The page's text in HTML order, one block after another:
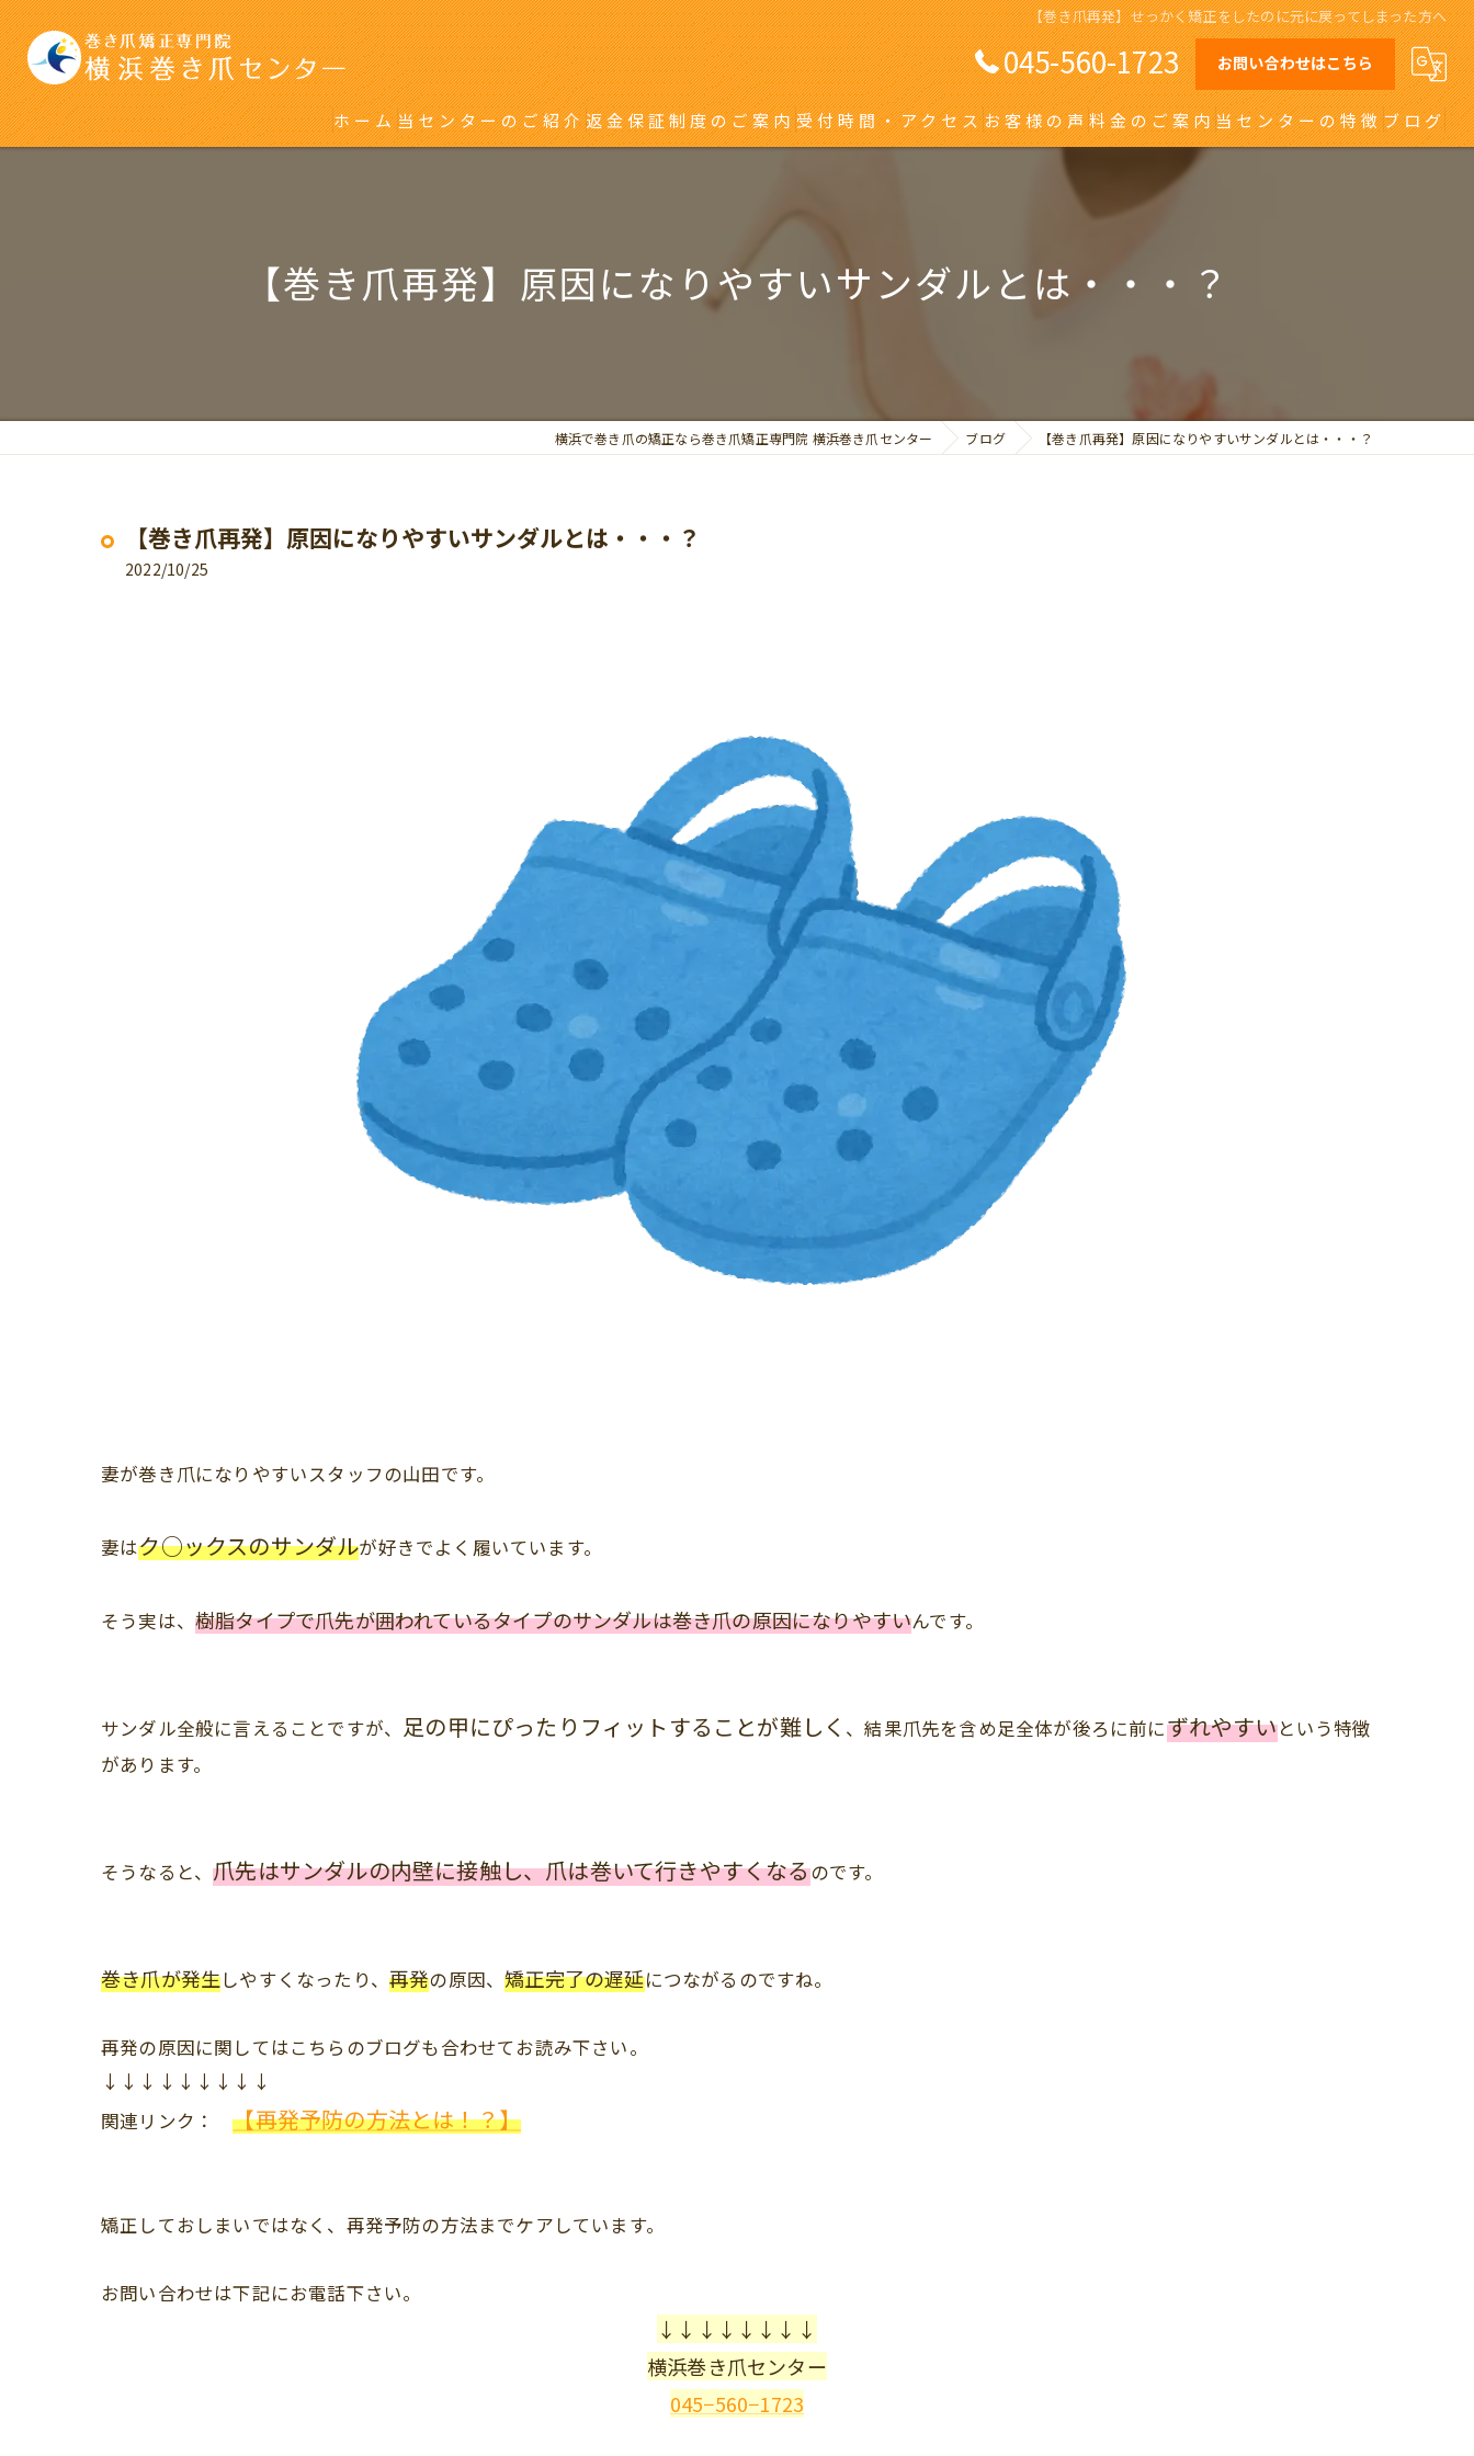
【巻き爪再発】せっかく矯正をしたのに元に戻ってしまった方へ
045-560-1723 お問い合わせはこちら
ホーム当センターのご紹介返金保証制度のご案内受付時間・アクセスお客様の声料金のご案内当センターの特徴ブログ
【巻き爪再発】原因になりやすいサンダルとは・・・？
横浜で巻き爪の矯正なら巻き爪矯正専門院 横浜巻き爪センター ブログ 【巻き爪再発】原因になりやすいサンダルとは・・・？
【巻き爪再発】原因になりやすいサンダルとは・・・？
2022/10/25
妻が巻き爪になりやすいスタッフの山田です。
妻はク○ックスのサンダルが好きでよく履いています。
そう実は、 樹脂タイプで爪先が囲われているタイプのサンダルは巻き爪の原因になりやすいんです。
サンダル全般に言えることですが、 足の甲にぴったりフィットすることが難しく 、結果爪先を含め足全体が後ろに前にずれやすいという特徴
があります。
そうなると、爪先はサンダルの内壁に接触し、爪は巻いて行きやすくなるのです。
巻き爪が発生しやすくなったり、再発の原因、矯正完了の遅延につながるのですね。
再発の原因に関してはこちらのブログも合わせてお読み下さい。
↓↓↓↓↓↓↓↓↓
関連リンク：【再発予防の方法とは！？】
矯正しておしまいではなく、再発予防の方法までケアしています。
お問い合わせは下記にお電話下さい。
↓↓↓↓↓↓↓↓
横浜巻き爪センター
045−560−1723